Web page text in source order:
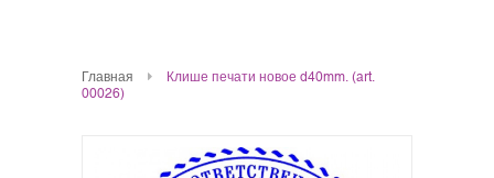
Главная
Клише печати новое d40mm. (art.
00026)